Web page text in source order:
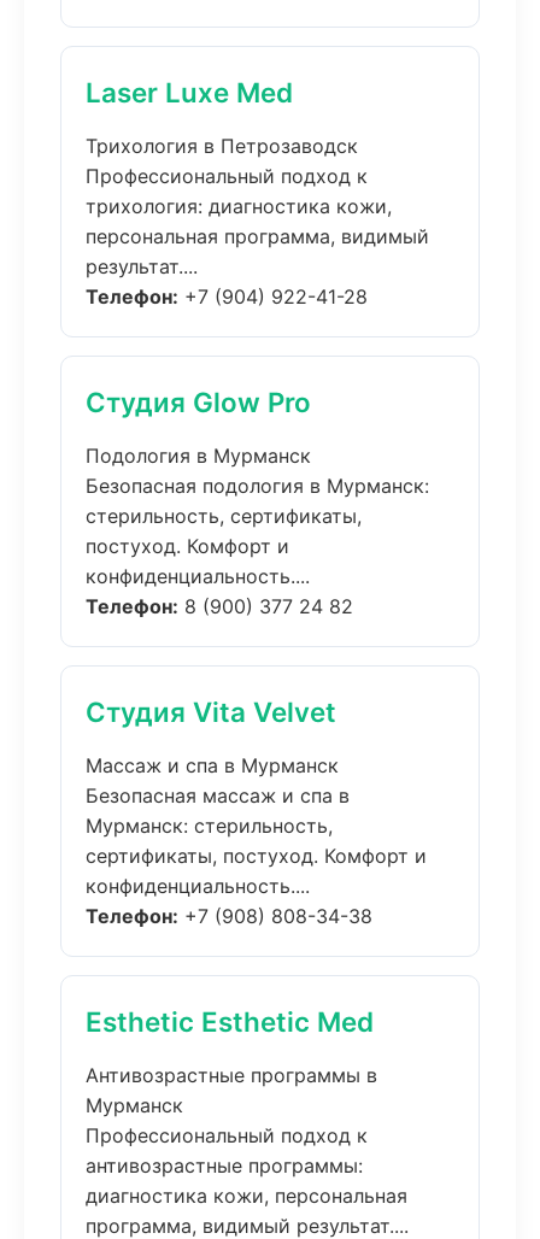
Laser Luxe Med
Трихология в Петрозаводск
Профессиональный подход к
трихология: диагностика кожи,
персональная программа, видимый
результат....
Телефон: +7 (904) 922-41-28
Студия Glow Pro
Подология в Мурманск
Безопасная подология в Мурманск:
стерильность, сертификаты,
постуход. Комфорт и
конфиденциальность....
Телефон: 8 (900) 377 24 82
Студия Vita Velvet
Массаж и спа в Мурманск
Безопасная массаж и спа в
Мурманск: стерильность,
сертификаты, постуход. Комфорт и
конфиденциальность....
Телефон: +7 (908) 808-34-38
Esthetic Esthetic Med
Антивозрастные программы в
Мурманск
Профессиональный подход к
антивозрастные программы:
диагностика кожи, персональная
программа, видимый результат....